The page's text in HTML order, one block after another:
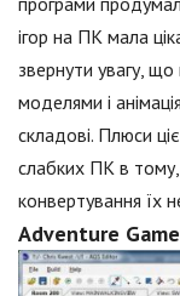
ігор на ПК мала
звернути увагу,
моделями і
складові. Плюси
слабких ПК в
конвертування їх
Adventure